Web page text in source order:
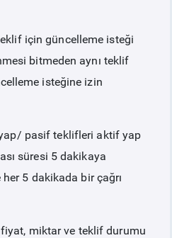
için güncelleme isteği
bitmeden aynı teklif
isteğine izin
pasif teklifleri aktif yap
süresi 5 dakikaya
her 5 dakikada bir çağrı
miktar ve teklif durumu